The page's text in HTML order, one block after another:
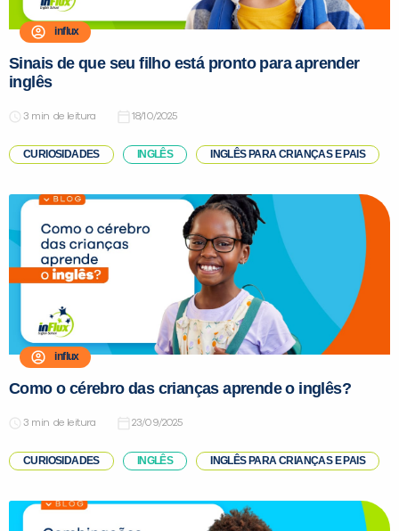
influx
Sinais de que seu filho está pronto para aprender
inglês
de leitura 18/10/2025
CURIOSIDADES INGLÊS INGLÊS PARA CRIANÇAS E PAIS
influx
Como o cérebro das crianças aprende o inglês?
de leitura 23/09/2025
CURIOSIDADES INGLÊS INGLÊS PARA CRIANÇAS E PAIS